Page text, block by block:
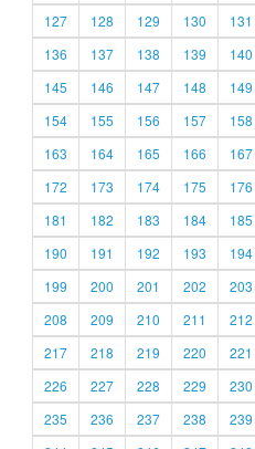
127
128 129 130 131
136
137 138 139 140
145
146 147 148 149
154
155 156 157 158
163
164 165 166 167
172
173 174 175 176
181
182 183 184 185
190
191 192 193 194
199
200 201 202 203
208
209 210 211 212
217
218 219 220 221
226
227 228 229 230
235
236 237 238 239